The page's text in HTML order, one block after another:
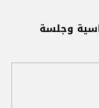
وجلسة